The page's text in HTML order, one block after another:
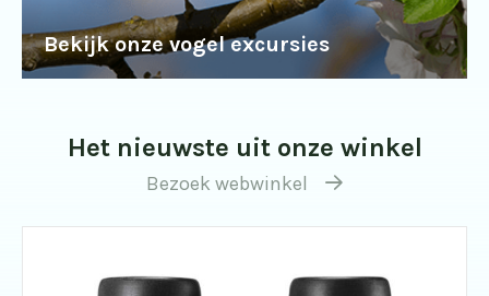
Bekijk onze vogel excursies
Het nieuwste uit onze winkel
Bezoek webwinkel